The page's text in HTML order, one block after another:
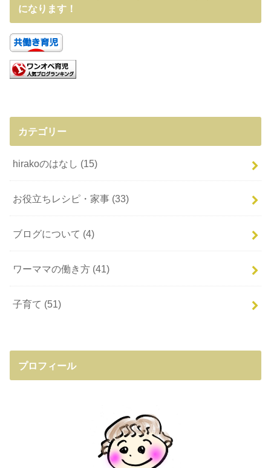
になります！
カテゴリー
hirakoのはなし (15)
お役立ちレシピ・家事 (33)
ブログについて (4)
ワーママの働き方 (41)
子育て (51)
プロフィール